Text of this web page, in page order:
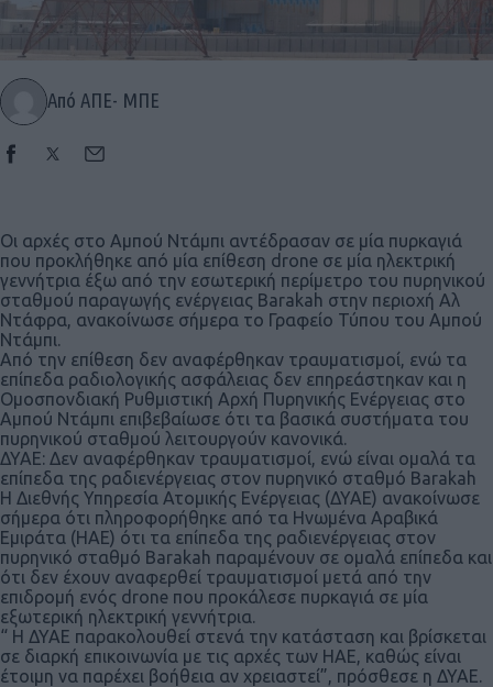
Από ΑΠΕ- ΜΠΕ
Οι αρχές στο Αμπού Ντάμπι αντέδρασαν σε μία πυρκαγιά
που προκλήθηκε από μία επίθεση drone σε μία ηλεκτρική
γεννήτρια έξω από την εσωτερική περίμετρο του πυρηνικού
σταθμού παραγωγής ενέργειας Barakah στην περιοχή Αλ
Ντάφρα, ανακοίνωσε σήμερα το Γραφείο Τύπου του Αμπού
Ντάμπι.
Από την επίθεση δεν αναφέρθηκαν τραυματισμοί, ενώ τα
επίπεδα ραδιολογικής ασφάλειας δεν επηρεάστηκαν και η
Ομοσπονδιακή Ρυθμιστική Αρχή Πυρηνικής Ενέργειας στο
Αμπού Ντάμπι επιβεβαίωσε ότι τα βασικά συστήματα του
πυρηνικού σταθμού λειτουργούν κανονικά.
ΔΥΑΕ: Δεν αναφέρθηκαν τραυματισμοί, ενώ είναι ομαλά τα
επίπεδα της ραδιενέργειας στον πυρηνικό σταθμό Barakah
Η Διεθνής Υπηρεσία Ατομικής Ενέργειας (ΔΥΑΕ) ανακοίνωσε
σήμερα ότι πληροφορήθηκε από τα Ηνωμένα Αραβικά
Εμιράτα (ΗΑΕ) ότι τα επίπεδα της ραδιενέργειας στον
πυρηνικό σταθμό Barakah παραμένουν σε ομαλά επίπεδα και
ότι δεν έχουν αναφερθεί τραυματισμοί μετά από την
επιδρομή ενός drone που προκάλεσε πυρκαγιά σε μία
εξωτερική ηλεκτρική γεννήτρια.
“ Η ΔΥΑΕ παρακολουθεί στενά την κατάσταση και βρίσκεται
σε διαρκή επικοινωνία με τις αρχές των ΗΑΕ, καθώς είναι
έτοιμη να παρέχει βοήθεια αν χρειαστεί”, πρόσθεσε η ΔΥΑΕ.